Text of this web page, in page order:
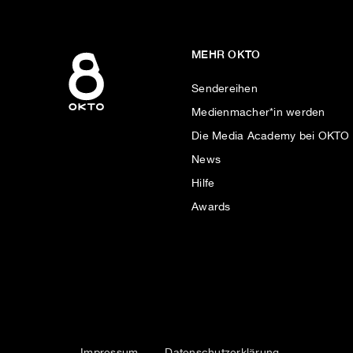
MEHR OKTO
Sendereihen
Medienmacher*in werden
Die Media Academy bei OKTO
News
Hilfe
Awards